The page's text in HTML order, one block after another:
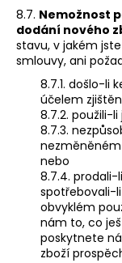
8.7. Nemožnost
dodání nového
stavu, v jakém
smlouvy, ani
8.7.1. došlo-li
účelem
8.7.2. použili-
8.7.3.
nebo
8.7.4.
spotřebovali-
obvyklém
nám to, co
poskytnete
zboží